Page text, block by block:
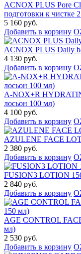
ACNOX PLUS Pore
подготовки к чистке
5 160 руб.
Добавить в корзину
ACNOX PLUS Daily
4 130 руб.
Добавить в корзину
A-NOX+R
лосьон 100 мл)
4 100 руб.
Добавить в корзину
AZULENE FACE
2 380 руб.
Добавить в корзину
FUSION3 LOTION
2 840 руб.
Добавить в корзину
AGE CONTROL
мл)
2 530 руб.
Добавить в корзину